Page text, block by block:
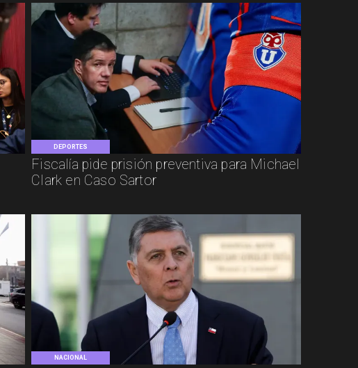
DEPORTES
Fiscalía pide prisión preventiva para Michael
Clark en Caso Sartor
NACIONAL